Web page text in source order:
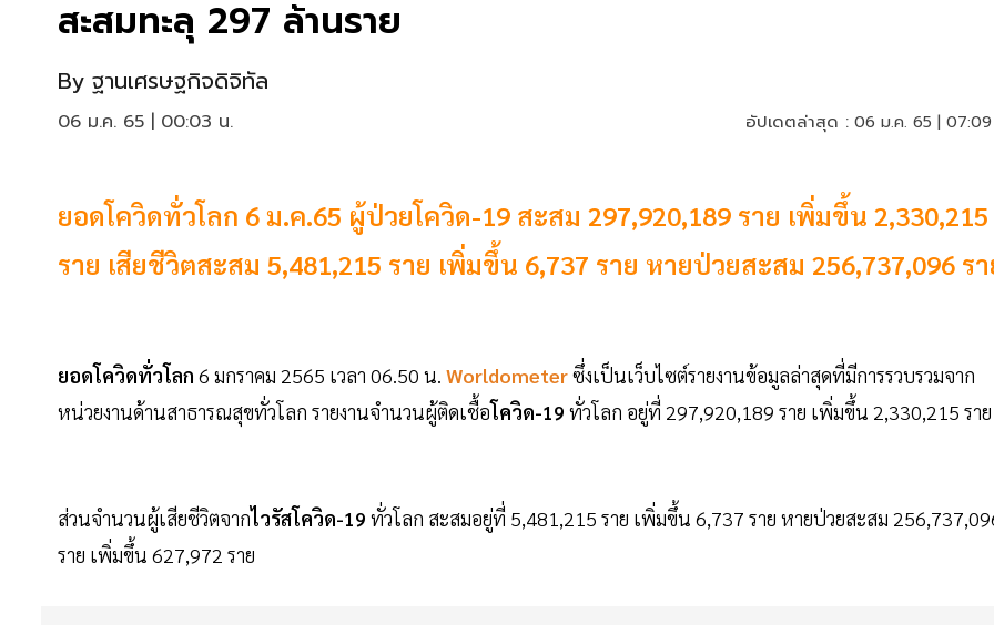
สะสมทะลุ 297 ล้านราย
By ฐานเศรษฐกิจดิจิทัล
06 ม.ค. 65 | 00:03 น. อัปเดตล่าสุด : 06 ม.ค. 65 |
ยอดโควิดทั่วโลก 6 ม.ค.65 ผู้ป่วยโควิด-19 สะสม 297,920,189 ราย เพิ่มขึ้น 2,330,215
ราย เสียชีวิตสะสม 5,481,215 ราย เพิ่มขึ้น 6,737 ราย หายป่วยสะสม 256,737,096 ร
ยอดโควิดทั่วโลก 6 มกราคม 2565 เวลา 06.50 น. Worldometerซึ่งเป็นเว็บไซต์รายงานข้อมูลล่าสุดที่มีการรวบรวมจาก
หน่วยงานด้านสาธารณสุขทั่วโลก รายงานจำนวนผู้ติดเชื้อโควิด-19 ทั่วโลก อยู่ที่ 297,920,189 ราย เพิ่มขึ้น 2,330,215 ราย
ส่วนจำนวนผู้เสียชีวิตจากไวรัสโควิด-19 ทั่วโลก สะสมอยู่ที่ 5,481,215 ราย เพิ่มขึ้น 6,737 ราย หายป่วยสะสม
ราย เพิ่มขึ้น 627,972 ราย